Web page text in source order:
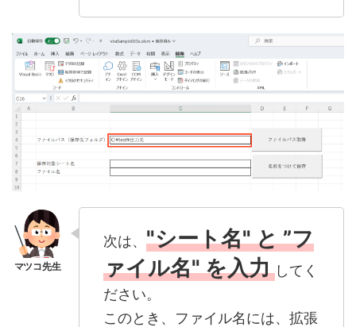
次は、 "シート名" と”フ
ァイル名" を入力 してく
ださい。
このとき、ファイル名には、拡張